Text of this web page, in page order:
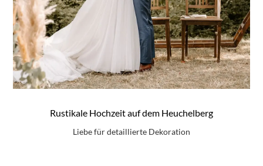
Rustikale Hochzeit auf dem Heuchelberg
Liebe für detaillierte Dekoration